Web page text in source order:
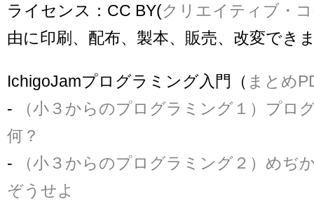
ライセンス：CC BY(クリエイティブ・
由に印刷、配布、製本、販売、改変でき
IchigoJamプログラミング入門（ まとめ
-
（小３からのプログラミング１）プロ
何？
-
（小３からのプログラミング２）めぢ
ぞうせよ